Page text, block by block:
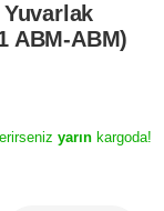
ABM-ABM)
yarın kargoda!